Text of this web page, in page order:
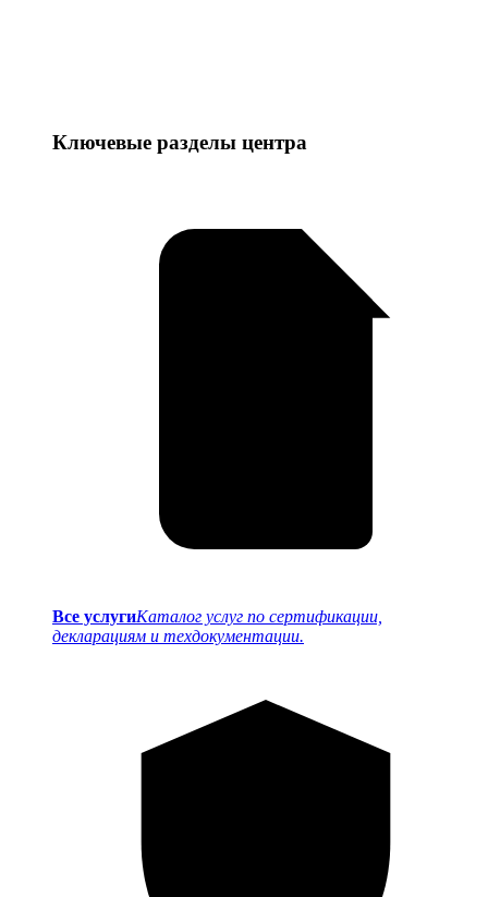
Ключевые разделы центра
Все услугиКаталог услуг по сертификации,
декларациям и техдокументации.